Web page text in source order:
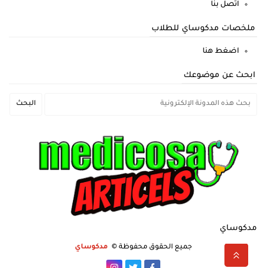
اتصل بنا
ملخصات مدكوساي للطلاب
اضغط هنا
ابحث عن موضوعك
مدكوساي
جميع الحقوق محفوظة © مدكوساي